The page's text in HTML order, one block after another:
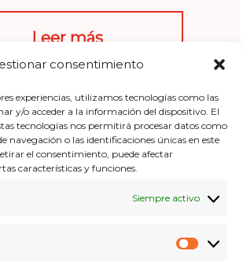
consentimiento
experiencias, utilizamos tecnologías como las
y/o acceder a la información del dispositivo. El
tecnologías nos permitirá procesar datos como
navegación o las identificaciones únicas en este
el consentimiento, puede afectar
características y funciones.
Siempre activo
Leer más
HD Gandia"